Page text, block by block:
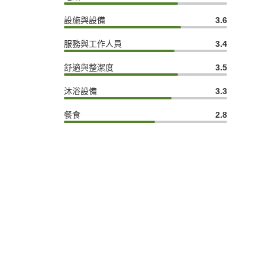
設施與設備 3.6
服務與工作人員 3.4
舒適與整潔度 3.5
沐浴設備 3.3
餐食 2.8